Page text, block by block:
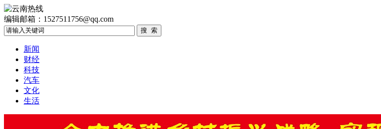
编辑邮箱：1527511756@qq.com
新闻
财经
科技
汽车
文化
生活